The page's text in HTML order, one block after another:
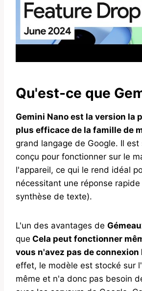
Qu'est-ce que
Gemini Nano est la version la
plus efficace de la famille de
grand langage de Google. Il
conçu pour fonctionner sur le
l'appareil, ce qui le rend idéal
nécessitant une réponse
synthèse de texte).
L'un des avantages de
que Cela peut fonctionner
vous n'avez pas de
effet, le modèle est stocké sur
même et n'a donc pas besoin